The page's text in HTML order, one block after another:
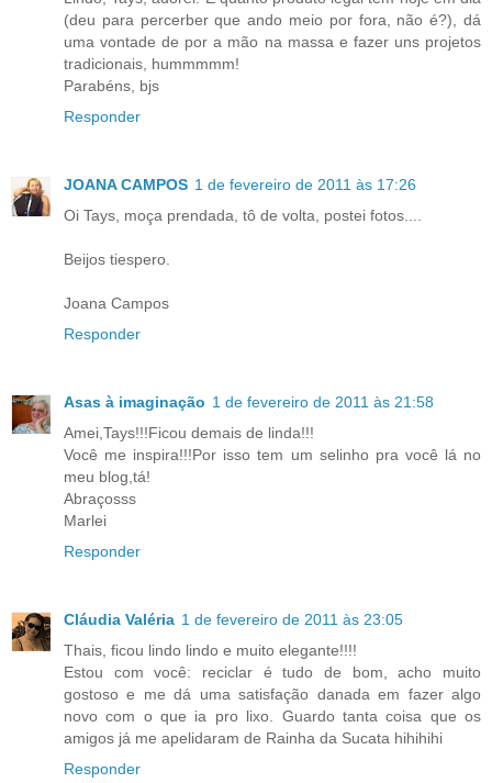
(deu para percerber que ando meio por fora, não é?), dá
uma vontade de por a mão na massa e fazer uns projetos
tradicionais, hummmmm!
Parabéns, bjs
Responder
JOANA CAMPOS 1 de fevereiro de 2011 às 17:26
Oi Tays, moça prendada, tô de volta, postei fotos....
Beijos tiespero.
Joana Campos
Responder
Asas à imaginação 1 de fevereiro de 2011 às 21:58
Amei,Tays!!!Ficou demais de linda!!!
Você me inspira!!!Por isso tem um selinho pra você lá no
meu blog,tá!
Abraçosss
Marlei
Responder
Cláudia Valéria 1 de fevereiro de 2011 às 23:05
Thais, ficou lindo lindo e muito elegante!!!!
Estou com você: reciclar é tudo de bom, acho muito
gostoso e me dá uma satisfação danada em fazer algo
novo com o que ia pro lixo. Guardo tanta coisa que os
amigos já me apelidaram de Rainha da Sucata hihihihi
Responder